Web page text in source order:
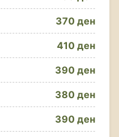
370 ден
410 ден
390 ден
380 ден
390 ден